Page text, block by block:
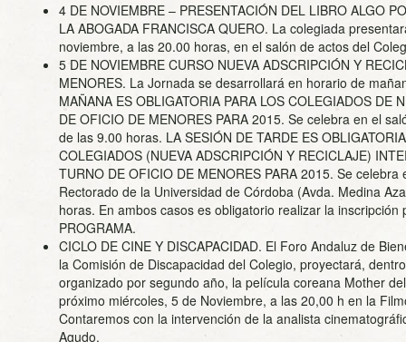
4 DE NOVIEMBRE – PRESENTACIÓN DEL LIBRO ALGO
LA ABOGADA FRANCISCA QUERO. La colegiada
noviembre, a las 20.00 horas, en el salón de actos del
5 DE NOVIEMBRE CURSO NUEVA ADSCRIPCIÓN Y
MENORES. La Jornada se desarrollará en horario de
MAÑANA ES OBLIGATORIA PARA LOS COLEGIADOS DE
DE OFICIO DE MENORES PARA 2015. Se celebra en el
de las 9.00 horas. LA SESIÓN DE TARDE ES
COLEGIADOS (NUEVA ADSCRIPCIÓN Y RECICLAJE)
TURNO DE OFICIO DE MENORES PARA 2015. Se
Rectorado de la Universidad de Córdoba (Avda. Medina
horas. En ambos casos es obligatorio realizar la inscripción
PROGRAMA.
CICLO DE CINE Y DISCAPACIDAD. El Foro Andaluz de
la Comisión de Discapacidad del Colegio, proyectará,
organizado por segundo año, la película coreana Mother
próximo miércoles, 5 de Noviembre, a las 20,00 h en la
Contaremos con la intervención de la analista
Agudo.